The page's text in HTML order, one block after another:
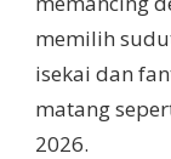
memilih
isekai dan
matang
2026.